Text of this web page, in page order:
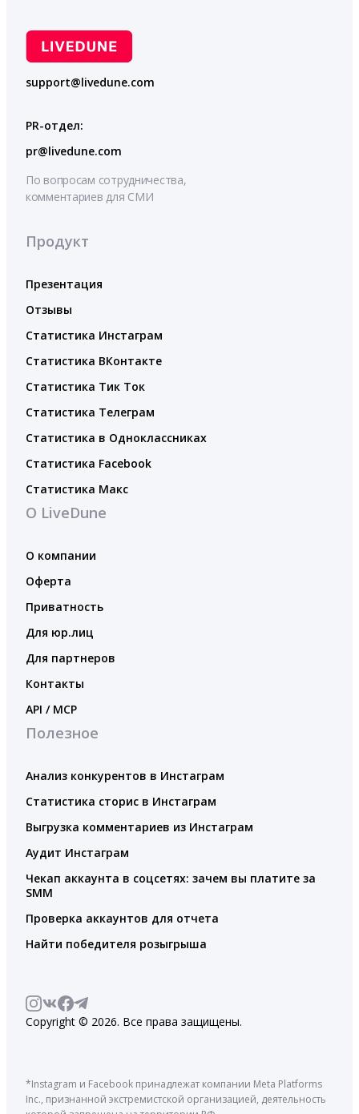
support@livedune.com
PR-отдел:
pr@livedune.com
По вопросам сотрудничества,
комментариев для СМИ
Продукт
Презентация
Отзывы
Статистика Инстаграм
Статистика ВКонтакте
Статистика Тик Ток
Статистика Телеграм
Статистика в Одноклассниках
Статистика Facebook
Статистика Макс
О LiveDune
О компании
Оферта
Приватность
Для юр.лиц
Для партнеров
Контакты
API / MCP
Полезное
Анализ конкурентов в Инстаграм
Статистика сторис в Инстаграм
Выгрузка комментариев из Инстаграм
Аудит Инстаграм
Чекап аккаунта в соцсетях: зачем вы платите за
SMM
Проверка аккаунтов для отчета
Найти победителя розыгрыша
Copyright © 2026. Все права защищены.
*Instagram и Facebook принадлежат компании Meta Platforms
Inc., признанной экстремистской организацией, деятельность